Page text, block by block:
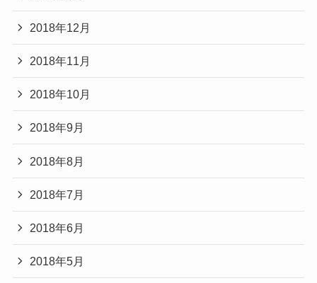
2018年12月
2018年11月
2018年10月
2018年9月
2018年8月
2018年7月
2018年6月
2018年5月